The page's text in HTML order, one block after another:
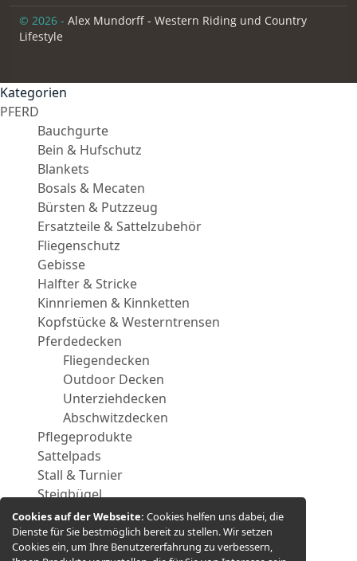
Cookies auf der Webseite:Cookies helfen uns dabei, die
Dienste für Sie bestmöglich bereit zu stellen. Wir setzen
Cookies ein, um Ihre Benutzererfahrung zu verbessern,
© 2026 - Alex Mundorff - Western Riding und Country
Lifestyle
Kategorien
PFERD
Bauchgurte
Bein & Hufschutz
Blankets
Bosals & Mecaten
Bürsten & Putzzeug
Ersatzteile & Sattelzubehör
Fliegenschutz
Gebisse
Halfter & Stricke
Kinnriemen & Kinnketten
Kopfstücke & Westerntrensen
Pferdedecken
Fliegendecken
Outdoor Decken
Unterziehdecken
Abschwitzdecken
Pflegeprodukte
Sattelpads
Stall & Turnier
Steigbügel
Trainingshilfen
Vorderzeuge
Zügel